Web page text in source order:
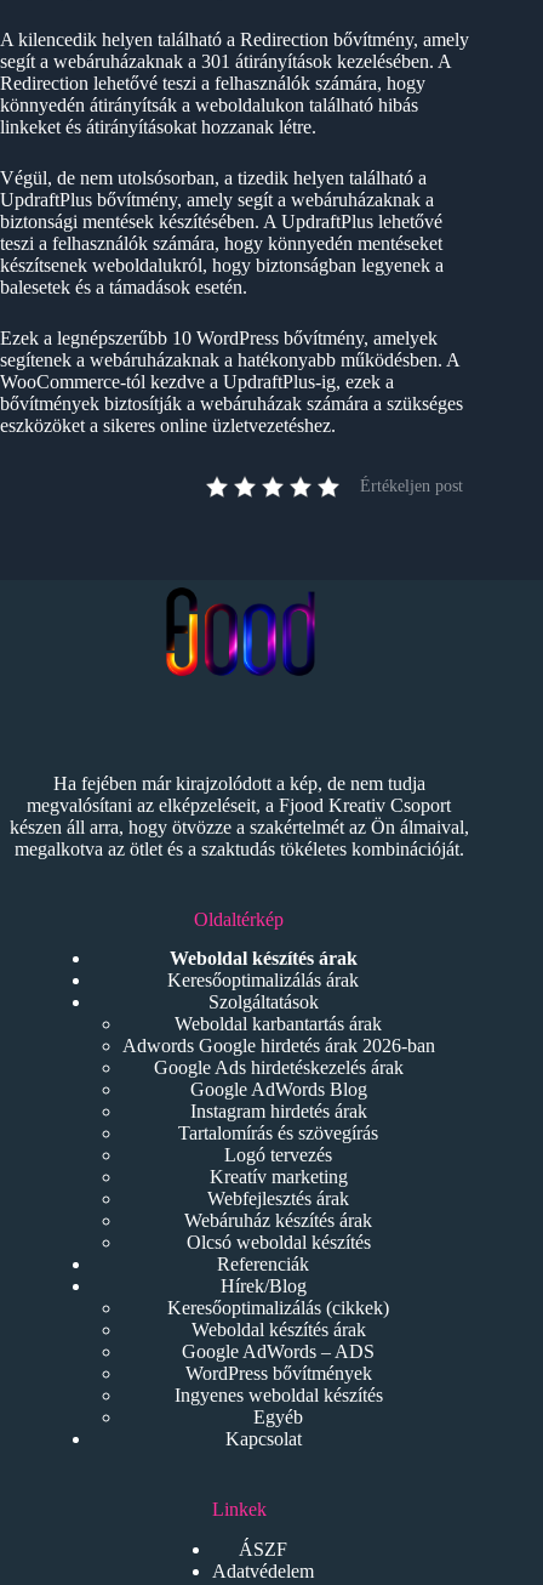
A kilencedik helyen található a Redirection bővítmény, amely
segít a webáruházaknak a 301 átirányítások kezelésében. A
Redirection lehetővé teszi a felhasználók számára, hogy
könnyedén átirányítsák a weboldalukon található hibás
linkeket és átirányításokat hozzanak létre.
Végül, de nem utolsósorban, a tizedik helyen található a
UpdraftPlus bővítmény, amely segít a webáruházaknak a
biztonsági mentések készítésében. A UpdraftPlus lehetővé
teszi a felhasználók számára, hogy könnyedén mentéseket
készítsenek weboldalukról, hogy biztonságban legyenek a
balesetek és a támadások esetén.
Ezek a legnépszerűbb 10 WordPress bővítmény, amelyek
segítenek a webáruházaknak a hatékonyabb működésben. A
WooCommerce-tól kezdve a UpdraftPlus-ig, ezek a
bővítmények biztosítják a webáruházak számára a szükséges
eszközöket a sikeres online üzletvezetéshez.
Értékeljen post
Ha fejében már kirajzolódott a kép, de nem tudja
megvalósítani az elképzeléseit, a Fjood Kreativ Csoport
készen áll arra, hogy ötvözze a szakértelmét az Ön álmaival,
megalkotva az ötlet és a szaktudás tökéletes kombinációját.
Oldaltérkép
Weboldal készítés árak
Keresőoptimalizálás árak
Szolgáltatások
Weboldal karbantartás árak
Adwords Google hirdetés árak 2026-ban
Google Ads hirdetéskezelés árak
Google AdWords Blog
Instagram hirdetés árak
Tartalomírás és szövegírás
Logó tervezés
Kreatív marketing
Webfejlesztés árak
Webáruház készítés árak
Olcsó weboldal készítés
Referenciák
Hírek/Blog
Keresőoptimalizálás (cikkek)
Weboldal készítés árak
Google AdWords – ADS
WordPress bővítmények
Ingyenes weboldal készítés
Egyéb
Kapcsolat
Linkek
ÁSZF
Adatvédelem